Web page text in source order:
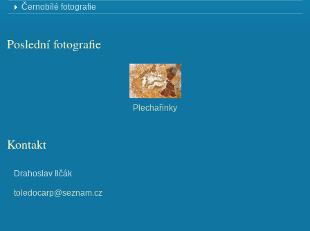
Černobílé fotografie
Poslední fotografie
Plechařinky
Kontakt
Drahoslav Ilčák
toledocarp@seznam.cz